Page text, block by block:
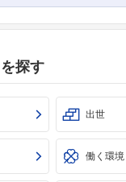
探す
出世
働く環境